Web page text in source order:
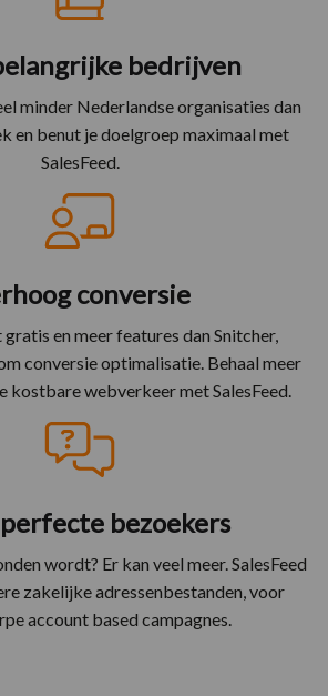
bedrijven
minder Nederlandse organisaties dan
en benut je doelgroep maximaal met
SalesFeed.
conversie
gratis en meer features dan Snitcher,
conversie optimalisatie. Behaal meer
kostbare webverkeer met SalesFeed.
bezoekers
wordt? Er kan veel meer. SalesFeed
zakelijke adressenbestanden, voor
account based campagnes.